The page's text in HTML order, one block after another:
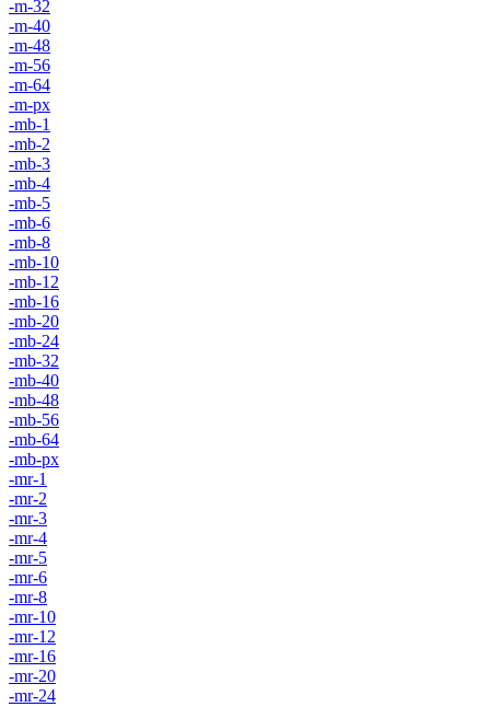
-m-32
-m-40
-m-48
-m-56
-m-64
-m-px
-mb-1
-mb-2
-mb-3
-mb-4
-mb-5
-mb-6
-mb-8
-mb-10
-mb-12
-mb-16
-mb-20
-mb-24
-mb-32
-mb-40
-mb-48
-mb-56
-mb-64
-mb-px
-mr-1
-mr-2
-mr-3
-mr-4
-mr-5
-mr-6
-mr-8
-mr-10
-mr-12
-mr-16
-mr-20
-mr-24